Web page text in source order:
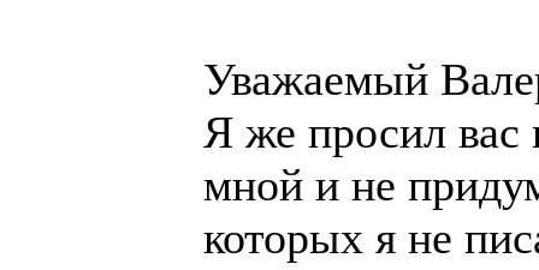
Уважаемый
Я же просил вас
мной и не
которых я не